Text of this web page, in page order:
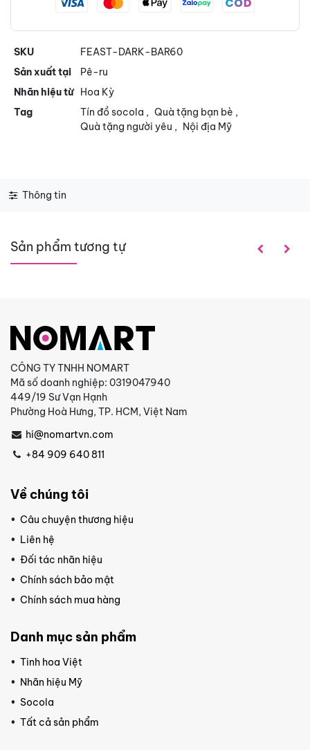
SKU
FEAST-DARK-BAR60
Sản xuất tại
Pê-ru
Nhãn hiệu từ
Hoa Kỳ
Tag
Tín đồ socola , Quà tặng bạn bè ,
Quà tặng người yêu , Nội địa Mỹ
Thông tin
Sản phẩm tương tự
CÔNG TY TNHH NOMART
Mã số doanh nghiệp: 0319047940
449/19 Sư Vạn Hạnh
Phường Hoà Hưng, TP. HCM, Việt Nam
hi@nomartvn.com
+84 909 640 811
Về chúng tôi
Câu chuyện thương hiệu
Liên hệ
Đối tác nhãn hiệu
Chính sách bảo mật
Chính sách mua hàng
Danh mục sản phẩm
Tinh hoa Việt
Nhãn hiệu Mỹ
Socola
Tất cả sản phẩm